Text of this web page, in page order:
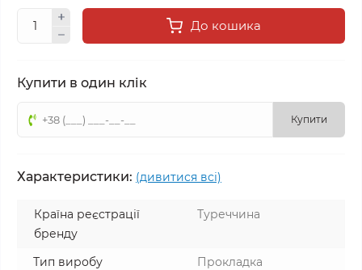
До кошика
Купити в один клік
Купити
Характеристики: (дивитися всі)
Країна реєстрації
бренду
Туреччина
Тип виробу
Прокладка